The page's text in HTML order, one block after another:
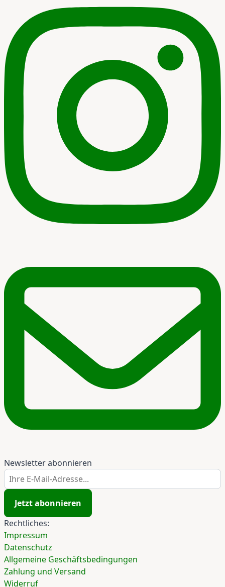
Newsletter abonnieren
Ihre E-Mail-Adresse...
Jetzt abonnieren
Rechtliches:
Impressum
Datenschutz
Allgemeine Geschäftsbedingungen
Zahlung und Versand
Widerruf